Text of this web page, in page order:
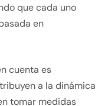
que cada uno
en
cuenta es
a la dinámica
tomar medidas